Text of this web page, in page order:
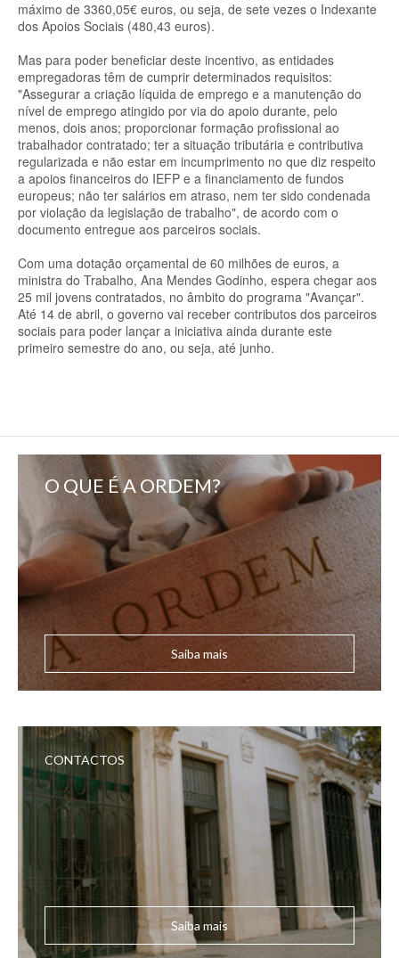
máximo de 3360,05€ euros, ou seja, de sete vezes o Indexante
dos Apoios Sociais (480,43 euros).
Mas para poder beneficiar deste incentivo, as entidades
empregadoras têm de cumprir determinados requisitos:
"Assegurar a criação líquida de emprego e a manutenção do
nível de emprego atingido por via do apoio durante, pelo
menos, dois anos; proporcionar formação profissional ao
trabalhador contratado; ter a situação tributária e contributiva
regularizada e não estar em incumprimento no que diz respeito
a apoios financeiros do IEFP e a financiamento de fundos
europeus; não ter salários em atraso, nem ter sido condenada
por violação da legislação de trabalho", de acordo com o
documento entregue aos parceiros sociais.
Com uma dotação orçamental de 60 milhões de euros, a
ministra do Trabalho, Ana Mendes Godinho, espera chegar aos
25 mil jovens contratados, no âmbito do programa "Avançar".
Até 14 de abril, o governo vai receber contributos dos parceiros
sociais para poder lançar a iniciativa ainda durante este
primeiro semestre do ano, ou seja, até junho.
O QUE É A ORDEM?
Saiba mais
CONTACTOS
Saiba mais